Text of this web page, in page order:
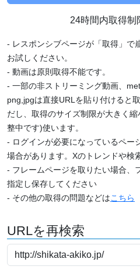
24時間内取得制
- レスポンシブページが「取得」で
お試しください。
- 動画は原則取得不能です。
- 一部の非ストリーミング動画、
png,jpgは直接URLを貼り付けると
だし、取得のサイズ制限が大きく
整中です)使います。
- ログインが必要になっているペー
場合があります。Xのトレンドや検
- フレームページを取りたい場合、
指定し保存してください
- その他の取得の問題などはこちら
URLを再検索